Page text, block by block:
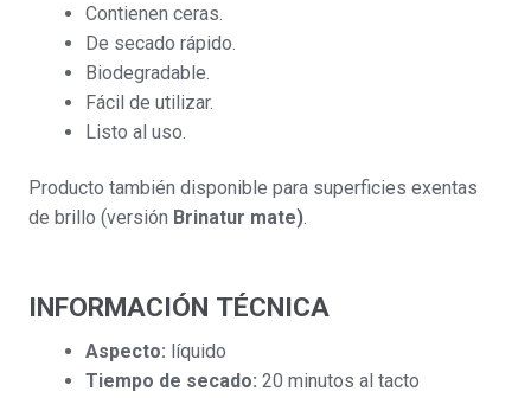
Contienen ceras.
De secado rápido.
Biodegradable.
Fácil de utilizar.
Listo al uso.
Producto también disponible para superficies exentas
de brillo (versión Brinatur mate).
INFORMACIÓN TÉCNICA
Aspecto: líquido
Tiempo de secado: 20 minutos al tacto